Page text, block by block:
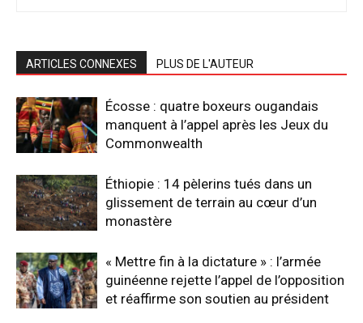
ARTICLES CONNEXES PLUS DE L'AUTEUR
Écosse : quatre boxeurs ougandais
manquent à l’appel après les Jeux du
Commonwealth
Éthiopie : 14 pèlerins tués dans un
glissement de terrain au cœur d’un
monastère
« Mettre fin à la dictature » : l’armée
guinéenne rejette l’appel de l’opposition
et réaffirme son soutien au président